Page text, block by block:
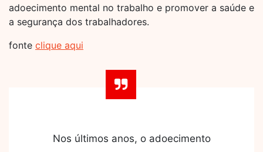
adoecimento mental no trabalho e promover a saúde e
a segurança dos trabalhadores.
fonte clique aqui
Nos últimos anos, o adoecimento